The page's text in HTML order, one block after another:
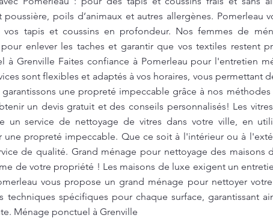
poils d’animaux et autres allergènes. Pomerleau
vos tapis et coussins en profondeur. Nos femmes de
enlever les taches et garantir que vos textiles restent
à Grenville Faites confiance à Pomerleau pour l'entretien
sont flexibles et adaptés à vos horaires, vous permettant
une propreté impeccable grâce à nos
un devis gratuit et des conseils personnalisés! Les
un service de nettoyage de vitres dans votre ville, en
une propreté impeccable. Que ce soit à l'intérieur ou à
de qualité. Grand ménage pour nettoyage des maisons
de votre propriété ! Les maisons de luxe exigent un
vous propose un grand ménage pour nettoyer
techniques spécifiques pour chaque surface, garantissant
Ménage ponctuel à Grenville